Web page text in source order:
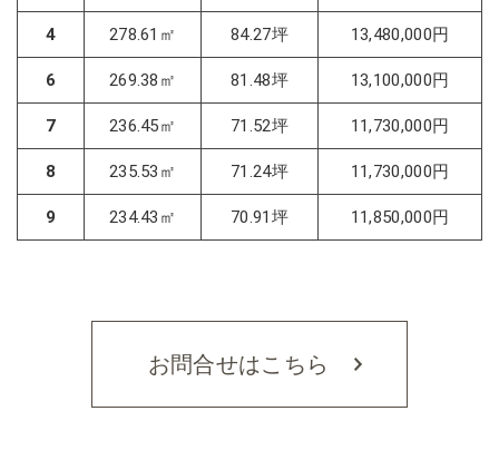
4 278.61㎡ 84.27坪 13,480,000円
6 269.38㎡ 81.48坪 13,100,000円
7 236.45㎡ 71.52坪 11,730,000円
8 235.53㎡ 71.24坪 11,730,000円
9 234.43㎡ 70.91坪 11,850,000円
お問合せはこちら